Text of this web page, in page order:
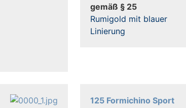
gemäß § 25
Rumigold mit blauer
Linierung
125 Formichino Sport